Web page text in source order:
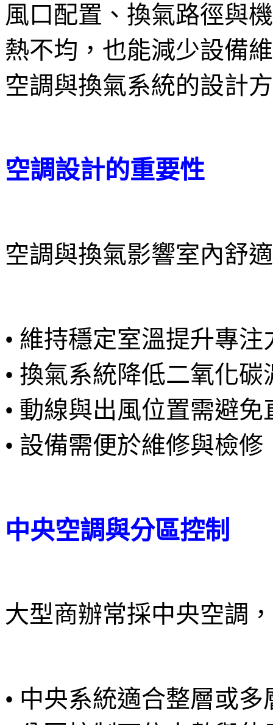
風口配置、換氣路徑與
熱不均，也能減少設備
空調與換氣系統的設計
空調設計的重要性
空調與換氣影響室內舒
• 維持穩定室溫提升專注
• 換氣系統降低二氧化碳
• 動線與出風位置需避免
• 設備需便於維修與檢修
中央空調與分區控制
大型商辦常採中央空調
• 中央系統適合整層或多